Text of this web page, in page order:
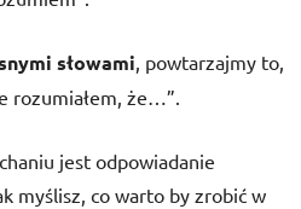
słowami , powtarzajmy to,
rozumiałem, że…”.
jest odpowiadanie
myślisz, co warto by zrobić w